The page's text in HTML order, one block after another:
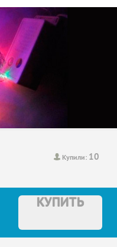
Купили: 10
КУПИТЬ